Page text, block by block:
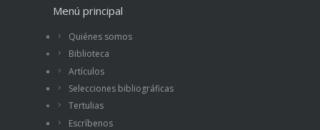
Menú principal
Quiénes somos
Biblioteca
Artículos
Selecciones bibliográficas
Tertulias
Escríbenos